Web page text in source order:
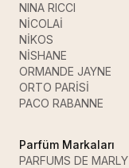
NINA RICCI
NİCOLAİ
NİKOS
NİSHANE
ORMANDE JAYNE
ORTO PARİSİ
PACO RABANNE
Parfüm Markaları
PARFUMS DE MARLY